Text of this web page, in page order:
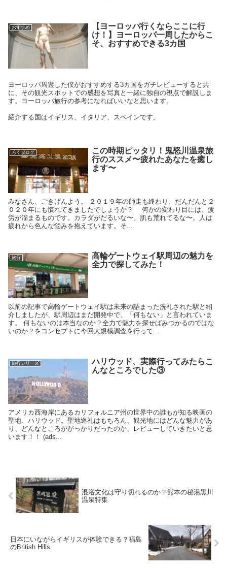
おすすめ
【ヨーロッパ行くならここに行
け！】ヨーロッパ一周したからこ
そ、おすすめできる3カ国
ヨーロッパ周遊した僕がおすすめする3カ国をガチレビューすると共
に、その観光スポットでの感想を写真と一緒に独自の視点で解説しま
す。ヨーロッパ旅行の参考になればいいなと思います。
紹介する国はイギリス、イタリア、スペインです。
ろくブログ
この時期ピッタリ！鬼怒川温泉旅
行のススメ〜疲れたあなたを癒し
ます〜
みなさん、ごきげんよう。 ２０１９年の師走も終わり、だんだんと２
０２０年にも慣れてきましたでしょうか？ 何かの変わり目には、疲
労が溜まるものです。カラダがだるいな〜。肌も荒れてるな〜。人は
疲れから色んな悩みを抱えています。そ...
旅行
高輪ゲートウェイ駅周辺の魅力を
全力で探してみた！
以前の記事で高輪ゲートウェイ駅は未来の詰まった洗礼された駅と紹
介しましたが、駅周辺はまだ開発中で、「何もない」と言われていま
す。 何もないのは本当なのか？全力で魅力を探せばみつかるのではな
いのか？をコンセプトに今回大規模調査を行って...
旅行シリーズ
ハリウッド、実際行ってみたらこ
んなところでした③
アメリカ西海岸にあるカリフォルニア州の世界中の誰もが知る映画の
聖地、ハリウッド。聖地巡礼はもちろん、観光地にはどんな魅力があ
り、どんなところががっかりだったのか、レビューしていきたいと思
います！！ (ads...
混浴文化は守り切れるのか？熊本の秘湯黒川
温泉特集
日本にいながらイギリスが体験できる？福島
のBritish Hills